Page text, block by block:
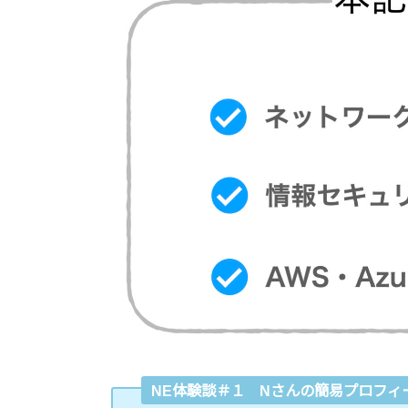
NE体験談＃１ Nさんの簡易プロフィ